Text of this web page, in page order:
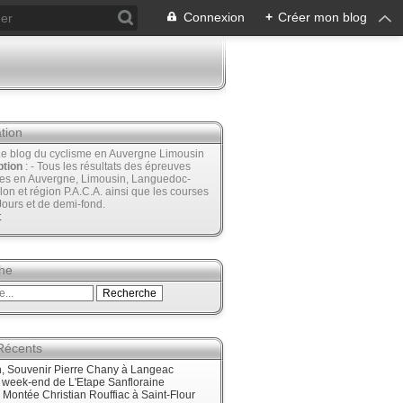
Connexion + Créer mon blog
blog du cyclisme en Auvergne Limousin
: - Tous les résultats des épreuves
en Auvergne, Limousin, Languedoc-
et région P.A.C.A. ainsi que les courses
et de demi-fond.
Souvenir Pierre Chany à Langeac
end de L'Etape Sanfloraine
Montée Christian Rouffiac à Saint-Flour